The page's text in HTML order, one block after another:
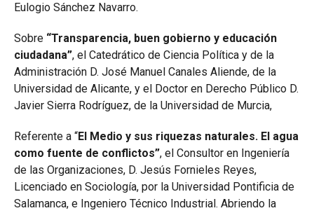
Eulogio Sánchez Navarro.
Sobre “Transparencia, buen gobierno y educación
ciudadana”, el Catedrático de Ciencia Política y de la
Administración D. José Manuel Canales Aliende, de la
Universidad de Alicante, y el Doctor en Derecho Público D.
Javier Sierra Rodríguez, de la Universidad de Murcia,
Referente a “El Medio y sus riquezas naturales. El agua
como fuente de conflictos”, el Consultor en Ingeniería
de las Organizaciones, D. Jesús Fornieles Reyes,
Licenciado en Sociología, por la Universidad Pontificia de
Salamanca, e Ingeniero Técnico Industrial. Abriendo la